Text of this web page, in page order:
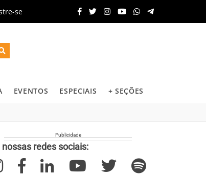
se
EVENTOS ESPECIAIS + SEÇÕES
nossas redes sociais: